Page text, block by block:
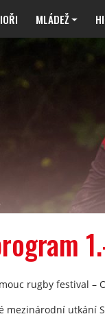
MLÁDEŽ
rugby festival –
mezinárodní utkání